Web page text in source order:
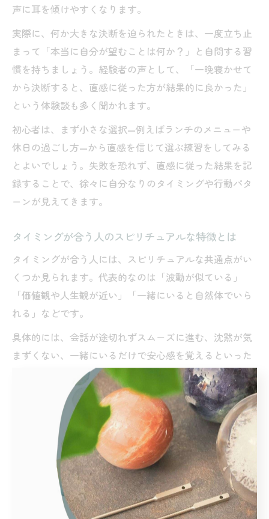
声に耳を傾けやすくなります。
実際に、何か大きな決断を迫られたときは、一度立ち止
まって「本当に自分が望むことは何か？」と自問する習
慣を持ちましょう。経験者の声として、「一晩寝かせて
から決断すると、直感に従った方が結果的に良かった」
という体験談も多く聞かれます。
初心者は、まず小さな選択—例えばランチのメニューや
休日の過ごし方—から直感を信じて選ぶ練習をしてみる
とよいでしょう。失敗を恐れず、直感に従った結果を記
録することで、徐々に自分なりのタイミングや行動パタ
ーンが見えてきます。
タイミングが合う人のスピリチュアルな特徴とは
タイミングが合う人には、スピリチュアルな共通点がい
くつか見られます。代表的なのは「波動が似ている」
「価値観や人生観が近い」「一緒にいると自然体でいら
れる」などです。
具体的には、会話が途切れずスムーズに進む、沈黙が気
まずくない、一緒にいるだけで安心感を覚えるといった
体験が挙げられます。こうした特徴は、スピリチュアル
的にみると魂の成長段階や課題が似ている場合にも多く
注意点として、最初は波動が合っていても、成長や環境
の変化で徐々にずれてくることもあります。その際は無
理に関係を続けるのではなく、お互いのタイミングを尊
重して距離を置くことも大切です。